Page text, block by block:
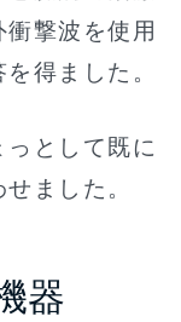
撃波を使用
得ました。
として既に
ました。
器